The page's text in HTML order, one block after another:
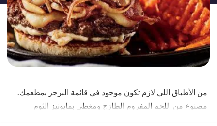
من الأطباق اللي لازم تكون موجود في قائمة البرجر بمطعمك.
مصنوع من اللحم المفروم الطازج ومغطي بمايونيز الثوم